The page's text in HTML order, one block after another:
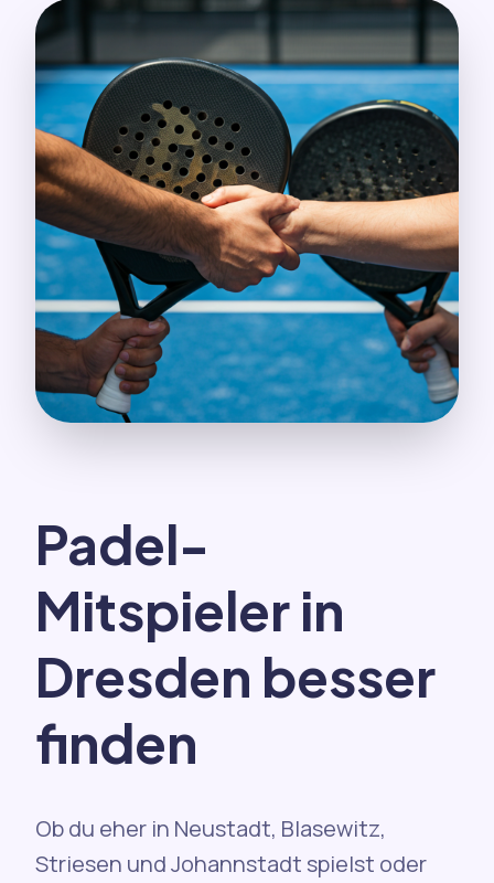
Padel-
Mitspieler in
Dresden besser
finden
Ob du eher in Neustadt, Blasewitz,
Striesen und Johannstadt spielst oder